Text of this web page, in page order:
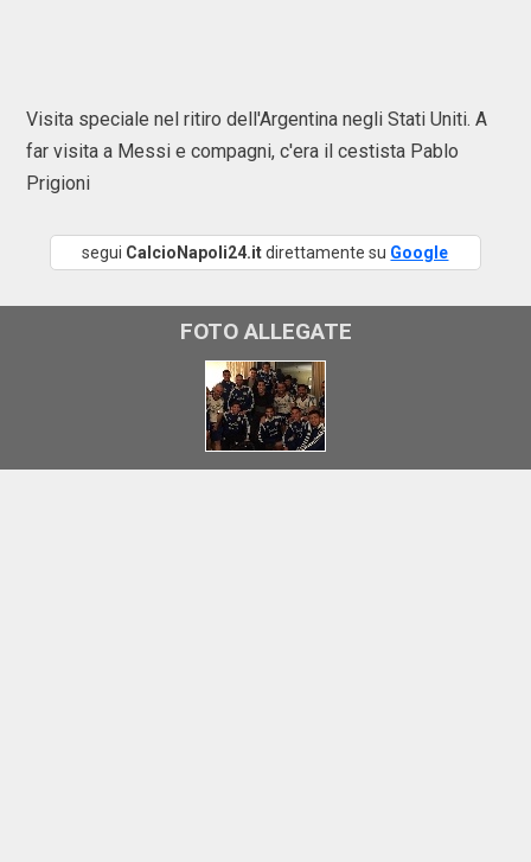
Visita speciale nel ritiro dell'Argentina negli Stati Uniti. A
far visita a Messi e compagni, c'era il cestista Pablo
Prigioni
segui CalcioNapoli24.itdirettamente su Google
FOTO ALLEGATE